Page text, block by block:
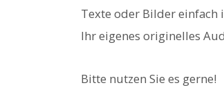
Texte oder Bilder einfach
Ihr eigenes originelles
Bitte nutzen Sie es gerne!